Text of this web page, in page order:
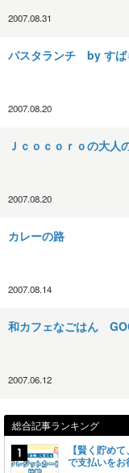
2007.08.31
パスタランチ by すば
2007.08.20
Ｊｃｏｃｏｒｏの大人
2007.08.20
カレーの路
2007.08.14
和カフェなごはん
2007.06.12
総合記事ランキング
【賢く貯め
で支払いをお